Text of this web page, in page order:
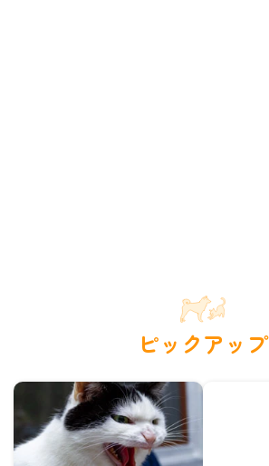
ピックアップ